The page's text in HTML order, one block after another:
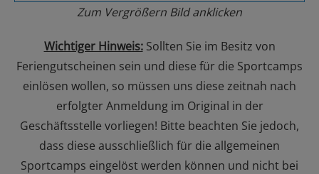
Zum Vergrößern Bild anklicken
Wichtiger Hinweis:Sollten Sie im Besitz von
Feriengutscheinen sein und diese für die Sportcamps
einlösen wollen, so müssen uns diese zeitnah nach
erfolgter Anmeldung im Original in der
Geschäftsstelle vorliegen! Bitte beachten Sie jedoch,
dass diese ausschließlich für die allgemeinen
Sportcamps eingelöst werden können und nicht bei